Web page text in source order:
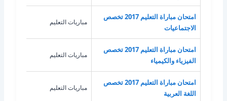
امتحان مباراة التعليم 2017 تخصص
الاجتماعيات
مباريات التعليم
امتحان مباراة التعليم 2017 تخصص
الفيزياء والكيمياء
مباريات التعليم
امتحان مباراة التعليم 2017 تخصص
اللغة العربية
مباريات التعليم